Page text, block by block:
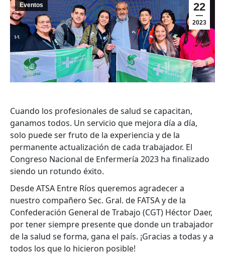
22
2023
Eventos
Cuando los profesionales de salud se capacitan,
ganamos todos. Un servicio que mejora día a día,
solo puede ser fruto de la experiencia y de la
permanente actualización de cada trabajador. El
Congreso Nacional de Enfermería 2023 ha finalizado
siendo un rotundo éxito.
Desde ATSA Entre Ríos queremos agradecer a
nuestro compañero Sec. Gral. de FATSA y de la
Confederación General de Trabajo (CGT) Héctor Daer,
por tener siempre presente que donde un trabajador
de la salud se forma, gana el país. ¡Gracias a todas y a
todos los que lo hicieron posible!